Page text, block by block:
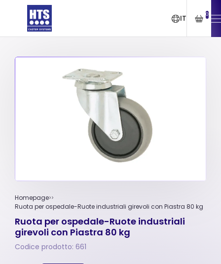
IT 0
Homepage
Ruota per ospedale-Ruote industriali girevoli con Piastra 80 kg
Ruota per ospedale-Ruote industriali
girevoli con Piastra 80 kg
Codice prodotto: 661